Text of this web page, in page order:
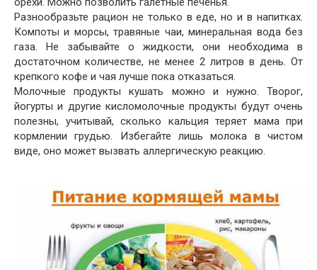
Разнообразьте рацион не только в еде, но и в напитках.
Компоты и морсы, травяные чаи, минеральная вода без
газа. Не забывайте о жидкости, они необходима в
достаточном количестве, не менее 2 литров в день. От
крепкого кофе и чая лучше пока отказаться.
Молочные продукты кушать можно и нужно. Творог,
йогурты и другие кисломолочные продукты будут очень
полезны, учитывай, сколько кальция теряет мама при
кормлении грудью. Избегайте лишь молока в чистом
виде, оно может вызвать аллергическую реакцию.